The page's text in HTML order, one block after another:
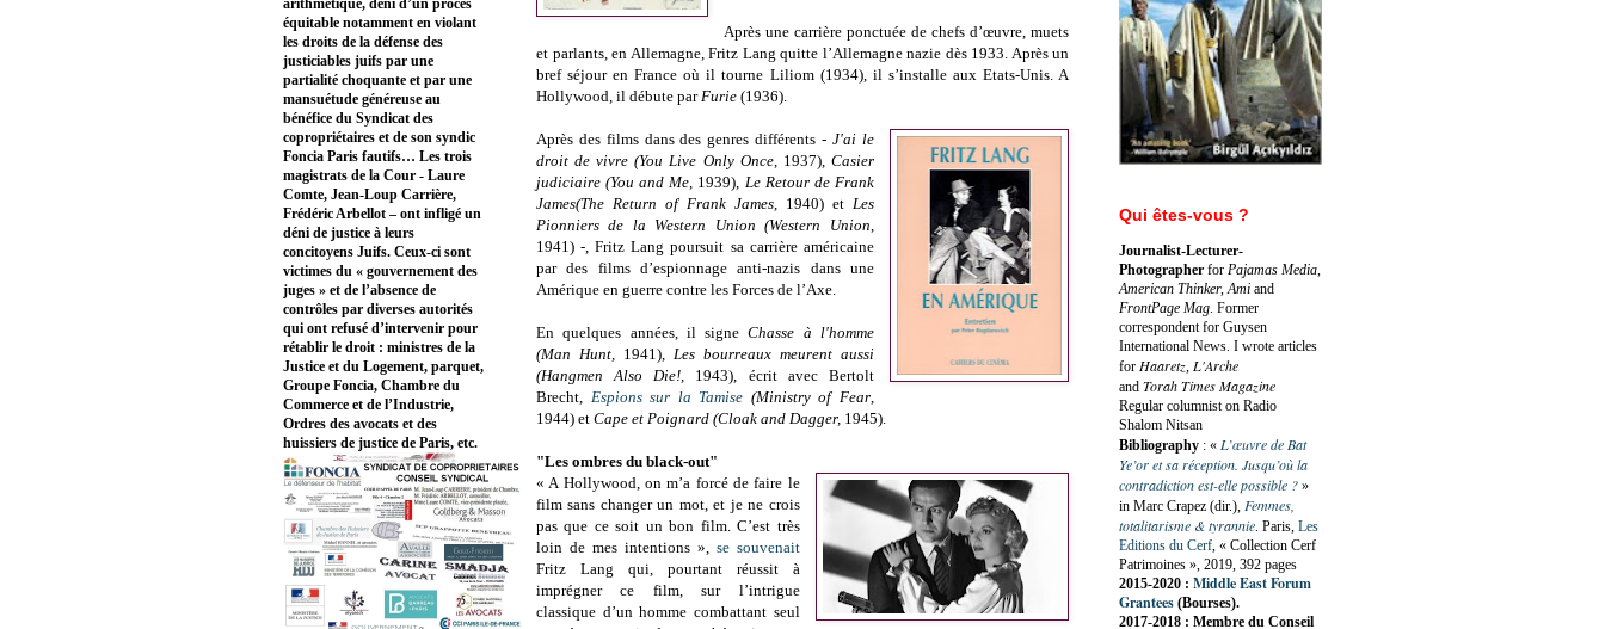
Après une carrière ponctuée de chefs d’œuvre, muets
et parlants, en Allemagne, Fritz Lang quitte l’Allemagne nazie dès 1933. Après un
bref séjour en France où il tourne Liliom (1934), il s’installe aux Etats-Unis. A
Hollywood, il débute parFurie (1936).
Après des films dans des genres différents - J'ai le
droit de vivre (You Live Only Once, 1937),Casier
judiciaire (You and Me, 1939), Le Retour de Frank
James(The Return of Frank James, 1940) et Les
Pionniers de la Western Union (Western Union,
1941) -, Fritz Lang poursuit sa carrière américaine
par des films d’espionnage anti-nazis dans une
Amérique en guerre contre les Forces de l’Axe.
En quelques années, il signeChasse à l'homme
(Man Hunt, 1941), Les bourreaux meurent aussi
(Hangmen Also Die!, 1943), écrit avec Bertolt
Brecht, Espions sur la Tamise (Ministry of Fear,
1944) et Cape et Poignard (Cloak and Dagger, 1945).
"Les ombres du black-out"
« A Hollywood, on m’a forcé de faire le
film sans changer un mot, et je ne crois
pas que ce soit un bon film. C’est très
loin de mes intentions », se souvenait
Fritz Lang qui, pourtant réussit à
imprégner ce film, sur l’intrigue
classique d’un homme combattant seul
arithmétique, déni d’un procès
équitable notamment en violant
les droits de la défense des
justiciables juifs par une
partialité choquante et par une
mansuétude généreuse au
bénéfice du Syndicat des
copropriétaires et de son syndic
Foncia Paris fautifs… Les trois
magistrats de la Cour - Laure
Comte, Jean-Loup Carrière,
Frédéric Arbellot – ont infligé un
déni de justice à leurs
concitoyens Juifs. Ceux-ci sont
victimes du « gouvernement des
juges » et de l’absence de
contrôles par diverses autorités
qui ont refusé d’intervenir pour
rétablir le droit : ministres de la
Justice et du Logement, parquet,
Groupe Foncia, Chambre du
Commerce et de l’Industrie,
Ordres des avocats et des
huissiers de justice de Paris, etc.
Qui êtes-vous ?
Journalist-Lecturer-
Photographer for Pajamas Media,
American Thinker, Ami and
FrontPage Mag. Former
correspondent for Guysen
International News. I wrote articles
for Haaretz, L'Arche
and Torah Times Magazine
Regular columnist on Radio
Shalom Nitsan
Bibliography : « L’œuvre de Bat
Ye’or et sa réception. Jusqu’où la
contradiction est-elle possible ? »
in Marc Crapez (dir.), Femmes,
totalitarisme & tyrannie. Paris, Les
Editions du Cerf, « Collection Cerf
Patrimoines », 2019, 392 pages
2015-2020 : Middle East Forum
Grantees (Bourses).
2017-2018 : Membre du Conseil